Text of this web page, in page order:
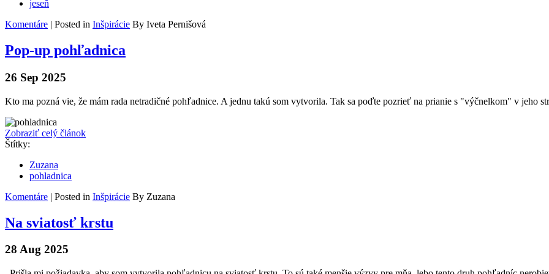
jeseň
Komentáre | Posted in Inšpirácie By Iveta Pernišová
Pop-up pohľadnica
26 Sep 2025
Kto ma pozná vie, že mám rada netradičné pohľadnice. A jednu takú som vytvorila. Tak sa poďte pozrieť na prianie s "výčnelkom" v jeho
Zobraziť celý článok
Štítky:
Zuzana
pohladnica
Komentáre | Posted in Inšpirácie By Zuzana
Na sviatosť krstu
28 Aug 2025